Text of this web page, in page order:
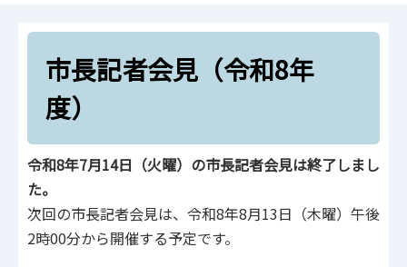
市長記者会見
市長記者会見（令和8年度）
市長記者会見（令和8年
度）
令和8年7月14日（火曜）の市長記者会見は終了しまし
た。
次回の市長記者会見は、令和8年8月13日（木曜）午後
2時00分から開催する予定です。